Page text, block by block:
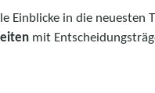
Einblicke in die neuesten
mit